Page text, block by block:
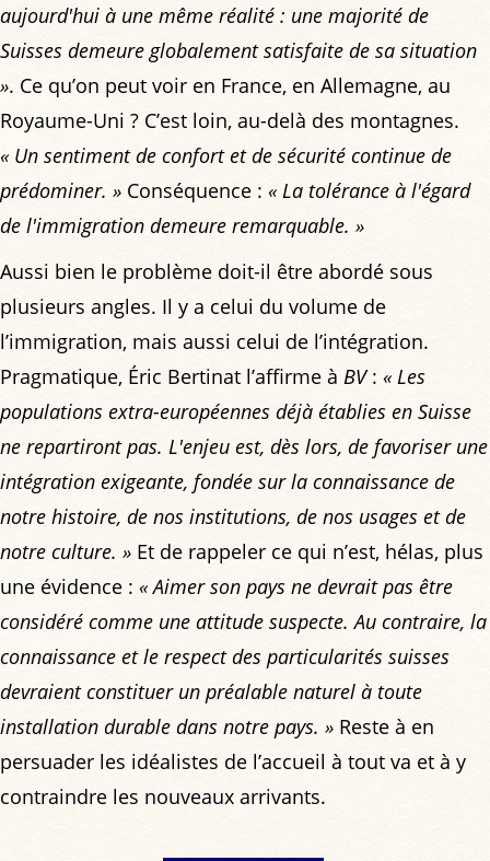
aujourd'hui à une même réalité : une majorité de
Suisses demeure globalement satisfaite de sa situation
». Ce qu’on peut voir en France, en Allemagne, au
Royaume-Uni ? C’est loin, au-delà des montagnes.
« Un sentiment de confort et de sécurité continue de
prédominer. » Conséquence : « La tolérance à l'égard
de l'immigration demeure remarquable. »
Aussi bien le problème doit-il être abordé sous
plusieurs angles. Il y a celui du volume de
l’immigration, mais aussi celui de l’intégration.
Pragmatique, Éric Bertinat l’affirme à BV: « Les
populations extra-européennes déjà établies en Suisse
ne repartiront pas. L'enjeu est, dès lors, de favoriser une
intégration exigeante, fondée sur la connaissance de
notre histoire, de nos institutions, de nos usages et de
notre culture. » Et de rappeler ce qui n’est, hélas, plus
une évidence : « Aimer son pays ne devrait pas être
considéré comme une attitude suspecte. Au contraire, la
connaissance et le respect des particularités suisses
devraient constituer un préalable naturel à toute
installation durable dans notre pays. » Reste à en
persuader les idéalistes de l’accueil à tout va et à y
contraindre les nouveaux arrivants.